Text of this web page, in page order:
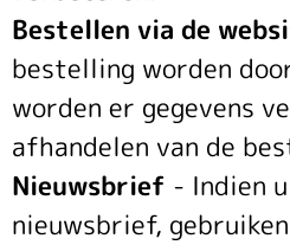
Bestellen via de
bestelling worden
worden er gegevens
afhandelen van de
Nieuwsbrief - Indien
nieuwsbrief,